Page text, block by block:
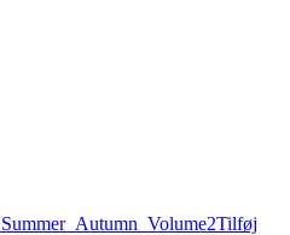
Tilføj